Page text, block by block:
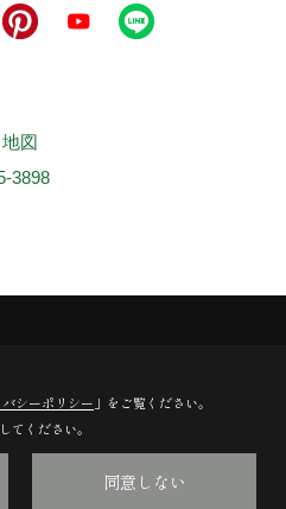
地図
3898
All Rights Reserved.
バシーポリシー 」をご覧ください。
てください。
同意しない